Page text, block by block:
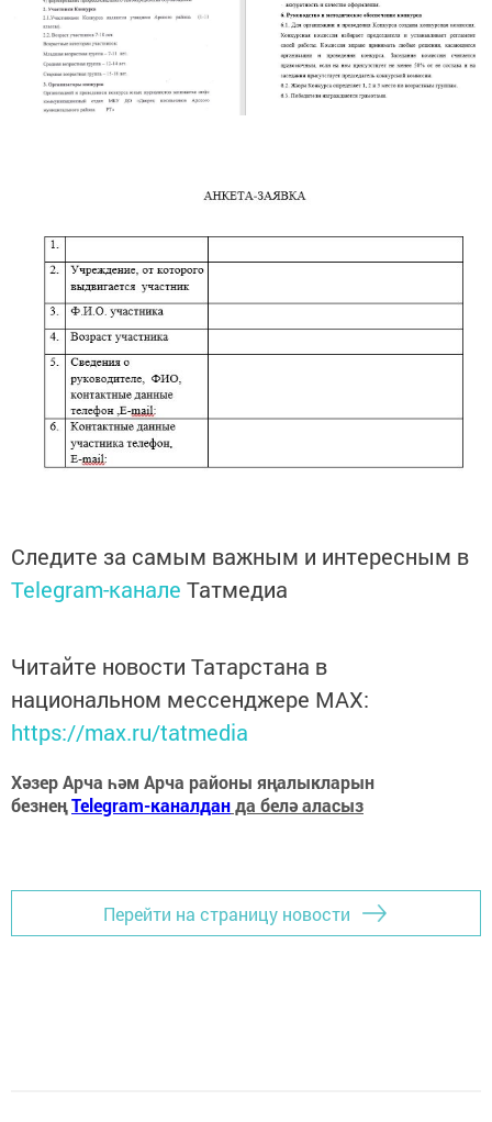
Следите за самым важным и интересным в
Telegram-канале Татмедиа
Читайте новости Татарстана в
национальном мессенджере MАХ:
https://max.ru/tatmedia
Хәзер Арча һәм Арча районы яңалыкларын
безнеңTelegram-каналданда белә аласыз
Перейти на страницу новости